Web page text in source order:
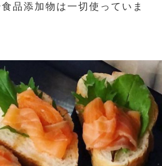
品添加物は一切使っていま